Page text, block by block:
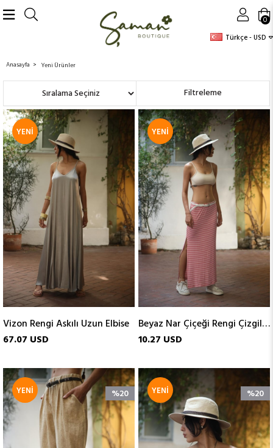
Türkçe - USD
0
Anasayfa Yeni Ürünler
Filtreleme
Sıralama
Vizon Rengi Askılı Uzun Elbise
67.07 USD
YENI
ÜRÜN
Beyaz Nar Çiçeği Rengi Çizgili Yırtmaçlı Etek
10.27 USD
YENI
ÜRÜN
%20
YENI %20
YENI
ÜRÜN